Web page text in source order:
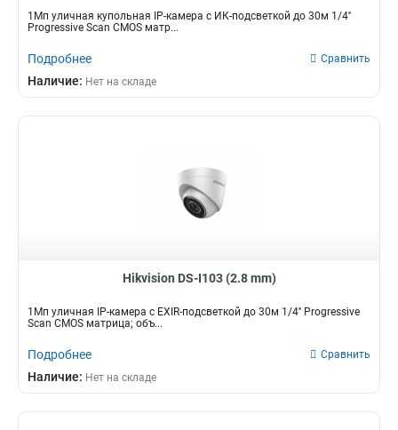
1Мп уличная купольная IP-камера с ИК-подсветкой до 30м 1/4''
Progressive Scan CMOS матр...
Подробнее Сравнить
Наличие: Нет на складе
Hikvision DS-I103 (2.8 mm)
1Мп уличная IP-камера с EXIR-подсветкой до 30м 1/4'' Progressive
Scan CMOS матрица; объ...
Подробнее Сравнить
Наличие: Нет на складе